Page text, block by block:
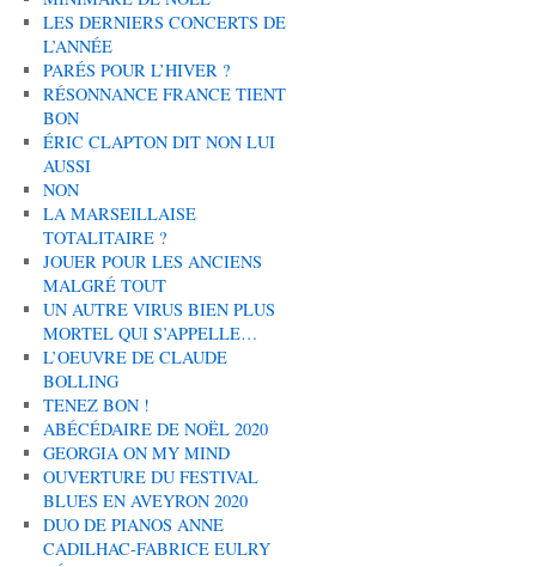
LES DERNIERS CONCERTS DE
L’ANNÉE
PARÉS POUR L’HIVER ?
RÉSONNANCE FRANCE TIENT
BON
ÉRIC CLAPTON DIT NON LUI
AUSSI
NON
LA MARSEILLAISE
TOTALITAIRE ?
JOUER POUR LES ANCIENS
MALGRÉ TOUT
UN AUTRE VIRUS BIEN PLUS
MORTEL QUI S’APPELLE…
L’OEUVRE DE CLAUDE
BOLLING
TENEZ BON !
ABÉCÉDAIRE DE NOËL 2020
GEORGIA ON MY MIND
OUVERTURE DU FESTIVAL
BLUES EN AVEYRON 2020
DUO DE PIANOS ANNE
CADILHAC-FABRICE EULRY